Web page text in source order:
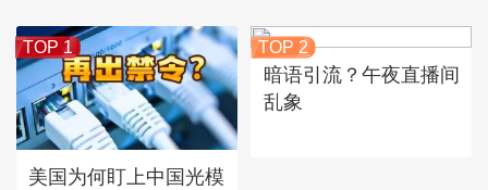
TOP 1
美国为何盯上中国光模
TOP 2
暗语引流？午夜直播间
乱象